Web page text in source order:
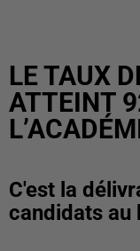
LE TAUX
ATTEINT
C'est la
candidats au